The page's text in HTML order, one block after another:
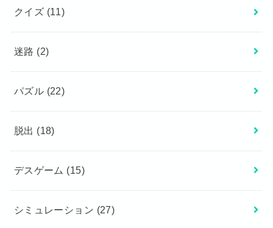
クイズ (11)
迷路 (2)
パズル (22)
脱出 (18)
デスゲーム (15)
シミュレーション (27)